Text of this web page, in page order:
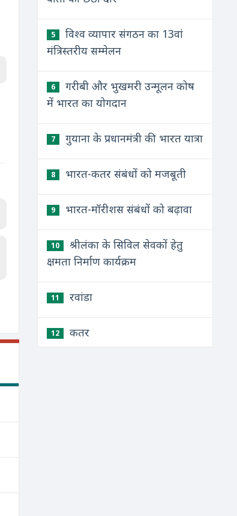
5
विश्व व्यापार संगठन का 13वां
मंत्रिस्तरीय सम्मेलन
6
गरीबी और भुखमरी उन्मूलन कोष
में भारत का योगदान
7 गुयाना के प्रधानमंत्री की भारत यात्रा
8 भारत-कतर संबंधों को मजबूती
9 भारत-मॉरीशस संबंधों को बढ़ावा
10
श्रीलंका के सिविल सेवकों हेतु
क्षमता निर्माण कार्यक्रम
11 रवांडा
12 कतर